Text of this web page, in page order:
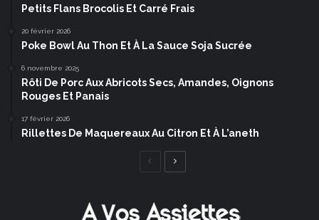
Petits Flans Brocolis Et Carré Frais
20 février 2026
Poke Bowl Au Thon Et À La Sauce Soja Sucrée
6 novembre 2025
Rôti De Porc Aux Abricots Secs, Amandes, Oignons
Rouges Et Panais
17 février 2026
Rillettes De Maquereaux Au Citron Et À L’aneth
Page